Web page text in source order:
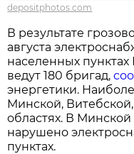
depositphotos.com
В результате
августа
населенных
ведут 180 бригад,
энергетики.
Минской,
областях. В
нарушено
пунктах.